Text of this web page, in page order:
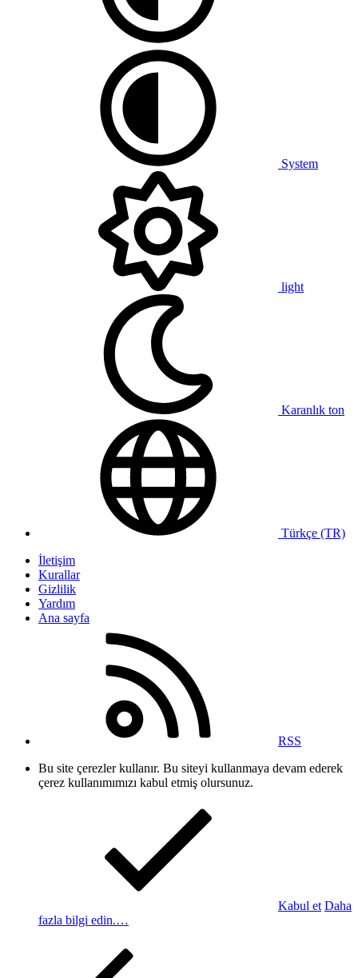
System
light
Karanlık ton
Türkçe (TR)
İletişim
Kurallar
Gizlilik
Yardım
Ana sayfa
RSS
Bu site çerezler kullanır. Bu siteyi kullanmaya devam ederek
çerez kullanımımızı kabul etmiş olursunuz.
Kabul et Daha
fazla bilgi edin.…